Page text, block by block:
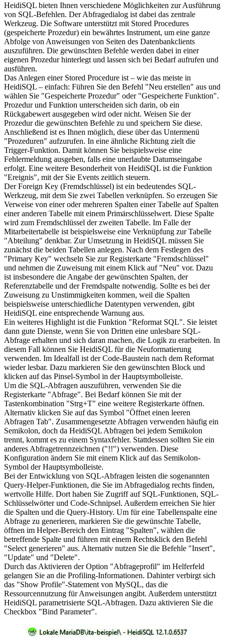
HeidiSQL bieten Ihnen verschiedene Möglichkeiten zur Ausführung
von SQL-Befehlen. Der Abfragedialog ist dabei das zentrale
Werkzeug. Die Software unterstützt mit Stored Procedures
(gespeicherte Prozedur) ein bewährtes Instrument, um eine ganze
Abfolge von Anweisungen von Seiten des Datenbankclients
auszuführen. Die gewünschten Befehle werden dabei in einer
eigenen Prozedur hinterlegt und lassen sich bei Bedarf aufrufen und
ausführen.
Das Anlegen einer Stored Procedure ist – wie das meiste in
HeidiSQL – einfach: Führen Sie den Befehl "Neu erstellen" aus und
wählen Sie "Gespeicherte Prozedur" oder "Gespeicherte Funktion".
Prozedur und Funktion unterscheiden sich darin, ob ein
Rückgabewert ausgegeben wird oder nicht. Weisen Sie der
Prozedur die gewünschten Befehle zu und speichern Sie diese.
Anschließend ist es Ihnen möglich, diese über das Untermenü
"Prozeduren" aufzurufen. In eine ähnliche Richtung zielt die
Trigger-Funktion. Damit können Sie beispielsweise eine
Fehlermeldung ausgeben, falls eine unerlaubte Datumseingabe
erfolgt. Eine weitere Besonderheit von HeidiSQL ist die Funktion
"Ereignis", mit der Sie Events zeitlich steuern.
Der Foreign Key (Fremdschlüssel) ist ein bedeutendes SQL-
Werkzeug, mit dem Sie zwei Tabellen verknüpfen. So erzeugen Sie
Verweise von einer oder mehreren Spalten einer Tabelle auf Spalten
einer anderen Tabelle mit einem Primärschlüsselwert. Diese Spalte
wird zum Fremdschlüssel der zweiten Tabelle. Im Falle der
Mitarbeitertabelle ist beispielsweise eine Verknüpfung zur Tabelle
"Abteilung" denkbar. Zur Umsetzung in HeidiSQL müssen Sie
zunächst die beiden Tabellen anlegen. Nach dem Festlegen des
"Primary Key" wechseln Sie zur Registerkarte "Fremdschlüssel"
und nehmen die Zuweisung mit einem Klick auf "Neu" vor. Dazu
ist insbesondere die Angabe der gewünschten Spalten, der
Referenztabelle und der Fremdspalte notwendig. Sollte es bei der
Zuweisung zu Unstimmigkeiten kommen, weil die Spalten
beispielsweise unterschiedliche Datentypen verwenden, gibt
HeidiSQL eine entsprechende Warnung aus.
Ein weiteres Highlight ist die Funktion "Reformat SQL". Sie leistet
dann gute Dienste, wenn Sie von Dritten eine unlesbare SQL-
Abfrage erhalten und sich daran machen, die Logik zu erarbeiten. In
diesem Fall können Sie HeidiSQL für die Neuformatierung
verwenden. Im Idealfall ist der Code-Baustein nach dem Reformat
wieder lesbar. Dazu markieren Sie den gewünschten Block und
klicken auf das Pinsel-Symbol in der Hauptsymbolleiste.
Um die SQL-Abfragen auszuführen, verwenden Sie die
Registerkarte "Abfrage". Bei Bedarf können Sie mit der
Tastenkombination "Strg+T" eine weitere Registerkarte öffnen.
Alternativ klicken Sie auf das Symbol "Öffnet einen leeren
Abfragen Tab". Zusammengesetzte Abfragen verwenden häufig ein
Semikolon, doch da HeidiSQL Abfragen bei jedem Semikolon
trennt, kommt es zu einem Syntaxfehler. Stattdessen sollten Sie ein
anderes Abfragetrennzeichnen ("!!") verwenden. Diese
Konfiguration ändern Sie mit einem Klick auf das Semikolon-
Symbol der Hauptsymbolleiste.
Bei der Entwicklung von SQL-Abfragen leisten die sogenannten
Query-Helper-Funktionen, die Sie im Abfragedialog rechts finden,
wertvolle Hilfe. Dort haben Sie Zugriff auf SQL-Funktionen, SQL-
Schlüsselwörter und Code-Schnipsel. Außerdem erreichen Sie hier
die Spalten und die Query-History. Um für eine Tabellenspalte eine
Abfrage zu generieren, markieren Sie die gewünschte Tabelle,
öffnen im Helper-Bereich den Eintrag "Spalten", wählen die
betreffende Spalte und führen mit einem Rechtsklick den Befehl
"Select generieren" aus. Alternativ nutzen Sie die Befehle "Insert",
"Update" und "Delete".
Durch das Aktivieren der Option "Abfrageprofil" im Helferfeld
gelangen Sie an die Profiling-Informationen. Dahinter verbirgt sich
das "Show Profile"-Statement von MySQL, das die
Ressourcennutzung für Anweisungen angibt. Außerdem unterstützt
HeidiSQL parametrisierte SQL-Abfragen. Dazu aktivieren Sie die
Checkbox "Bind Parameter".